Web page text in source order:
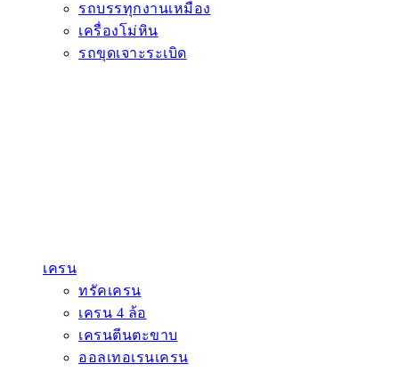
รถบรรทุกงานเหมือง
เครื่องโม่หิน
รถขุดเจาะระเบิด
เครน
ทรัคเครน
เครน 4 ล้อ
เครนตีนตะขาบ
ออลเทอเรนเครน